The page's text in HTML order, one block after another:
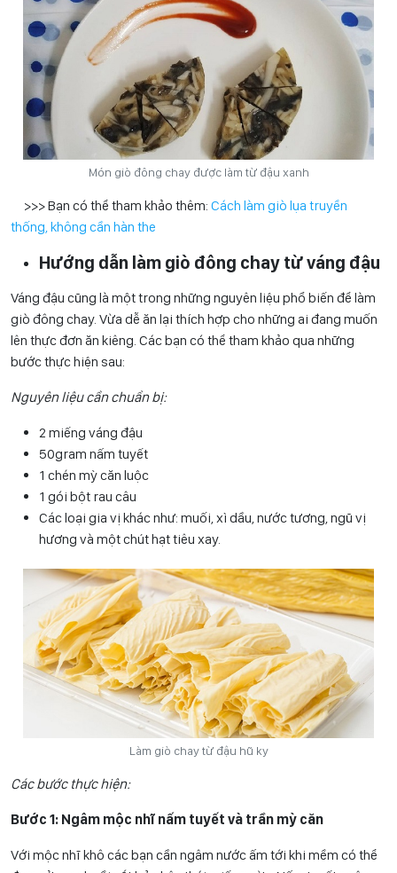
Món giò đông chay được làm từ đậu xanh
>>> Bạn có thể tham khảo thêm: Cách làm giò lụa truyền
thống, không cần hàn the
Hướng dẫn làm giò đông chay từ váng đậu
Váng đậu cũng là một trong những nguyên liệu phổ biến để làm
giò đông chay. Vừa dễ ăn lại thích hợp cho những ai đang muốn
lên thực đơn ăn kiêng. Các bạn có thể tham khảo qua những
bước thực hiện sau:
Nguyên liệu cần chuẩn bị:
2 miếng váng đậu
50gram nấm tuyết
1 chén mỳ căn luộc
1 gói bột rau câu
Các loại gia vị khác như: muối, xì dầu, nước tương, ngũ vị
hương và một chút hạt tiêu xay.
Làm giò chay từ đậu hũ ky
Các bước thực hiện:
Bước 1: Ngâm mộc nhĩ nấm tuyết và trần mỳ căn
Với mộc nhĩ khô các bạn cần ngâm nước ấm tới khi mềm có thể